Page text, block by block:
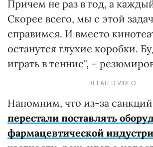
Причем не раз в год, а
Скорее всего, мы с этой
справимся. И вместо
останутся глухие коробки.
играть в теннис", –
RELATED VIDEO
Напомним, что из-за санкций
перестали поставлять
фармацевтической